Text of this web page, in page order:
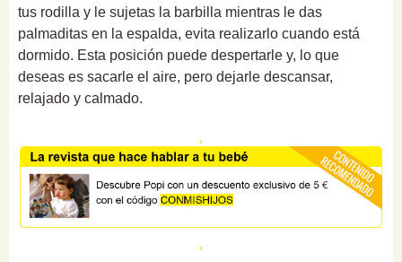
tus rodilla y le sujetas la barbilla mientras le das
palmaditas en la espalda, evita realizarlo cuando está
dormido. Esta posición puede despertarle y, lo que
deseas es sacarle el aire, pero dejarle descansar,
relajado y calmado.